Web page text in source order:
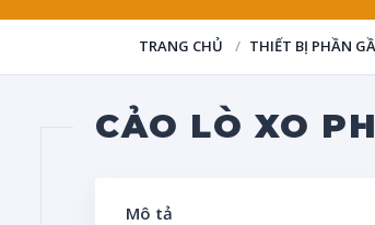
TRANG CHỦ THIẾT BỊ PHẦN
CẢO LÒ XO
Mô tả